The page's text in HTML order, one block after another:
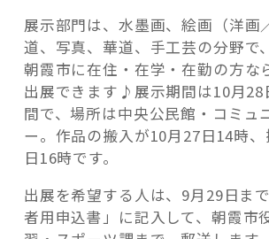
祭
10
月
28
日
～”
の
展示部門は、水墨画、絵画（洋画
道、写真、華道、手工芸の分野で
朝霞市に在住・在学・在勤の方な
出展できます♪展示期間は10月28
間で、場所は中央公民館・コミュ
ー。作品の搬入が10月27日14時
日16時です。
出展を希望する人は、9月29日ま
者用申込書」に記入して、朝霞市